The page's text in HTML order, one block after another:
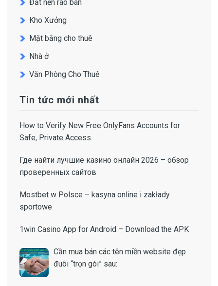
Đất nền rao bán
Kho Xưởng
Mặt bằng cho thuê
Nhà ở
Văn Phòng Cho Thuê
Tin tức mới nhất
How to Verify New Free OnlyFans Accounts for
Safe, Private Access
Где найти лучшие казино онлайн 2026 – обзор
проверенных сайтов
Mostbet w Polsce – kasyna online i zakłady
sportowe
1win Casino App for Android – Download the APK
Cần mua bán các tên miền website đẹp
đuôi “trọn gói” sau: